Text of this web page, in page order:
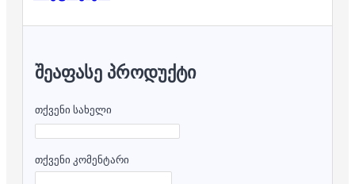
ᲨᲔᲐᲤᲐᲡᲔ ᲞᲠᲝᲓᲣᲥᲢᲘ
თქვენი სახელი
თქვენი კომენტარი